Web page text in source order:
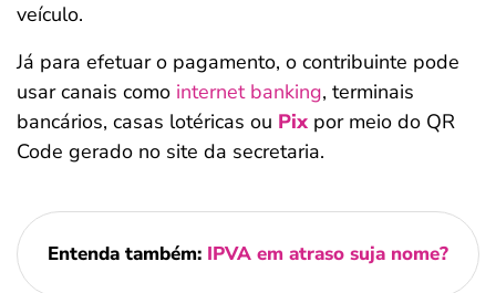
veículo.
Já para efetuar o pagamento, o contribuinte pode
usar canais como internet banking, terminais
bancários, casas lotéricas ou Pix por meio do QR
Code gerado no site da secretaria.
Entenda também: IPVA em atraso suja nome?